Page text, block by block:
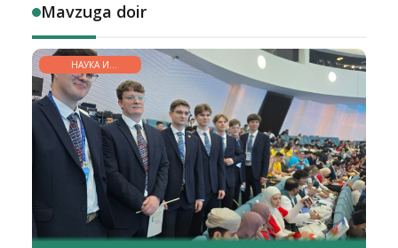
Mavzuga doir
НАУКА И
ОБРАЗОВАНИЕ